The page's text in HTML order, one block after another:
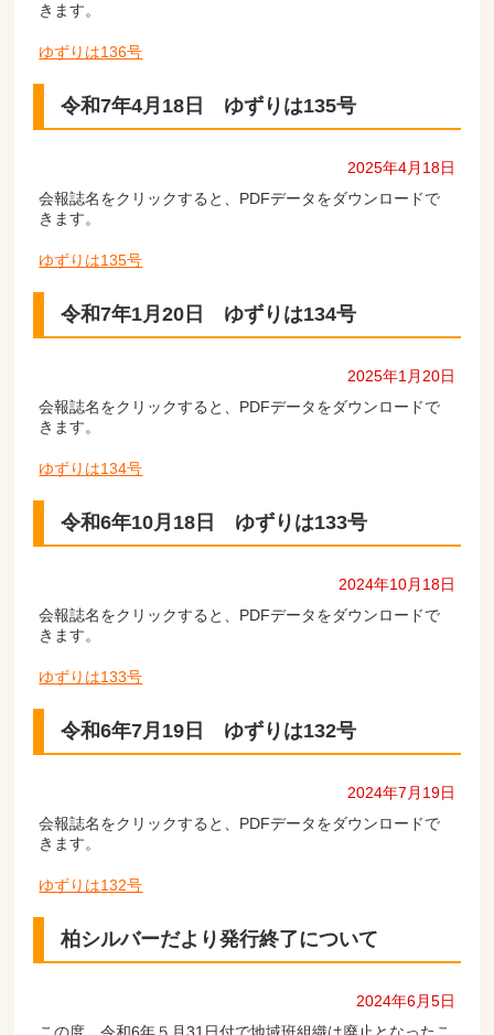
きます。
ゆずりは136号
令和7年4月18日 ゆずりは135号
2025年4月18日
会報誌名をクリックすると、PDFデータをダウンロードで
きます。
ゆずりは135号
令和7年1月20日 ゆずりは134号
2025年1月20日
会報誌名をクリックすると、PDFデータをダウンロードで
きます。
ゆずりは134号
令和6年10月18日 ゆずりは133号
2024年10月18日
会報誌名をクリックすると、PDFデータをダウンロードで
きます。
ゆずりは133号
令和6年7月19日 ゆずりは132号
2024年7月19日
会報誌名をクリックすると、PDFデータをダウンロードで
きます。
ゆずりは132号
柏シルバーだより発行終了について
2024年6月5日